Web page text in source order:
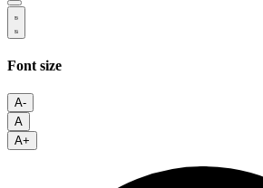
Font size
A-
A
A+